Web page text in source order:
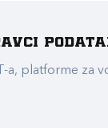
a, platforme za